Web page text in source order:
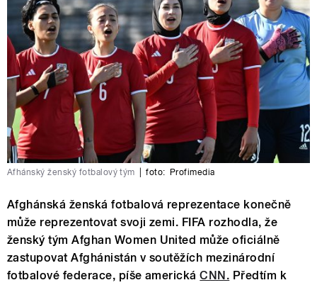
Afhánský ženský fotbalový tým foto: Profimedia
Afghánská ženská fotbalová reprezentace konečně
může reprezentovat svoji zemi. FIFA rozhodla, že
ženský tým Afghan Women United může oficiálně
zastupovat Afghánistán v soutěžích mezinárodní
fotbalové federace, píše americkáCNN. Předtím k